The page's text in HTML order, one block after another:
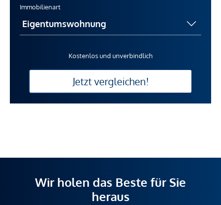
Immobilienart
Kostenlos und unverbindlich
Jetzt vergleichen!
Wir holen das Beste für Sie
heraus